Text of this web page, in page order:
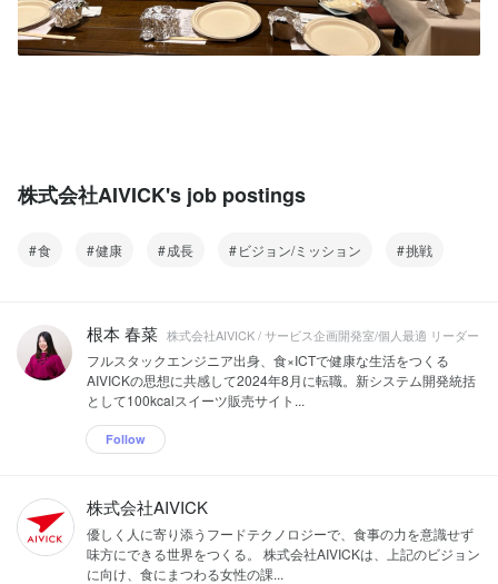
株式会社AIVICK's job postings
食 健康 成長 ビジョン/ミッション 挑戦
根本 春菜 株式会社AIVICK / サービス企画開発室/個人最適 リーダー
フルスタックエンジニア出身、食×ICTで健康な生活をつくる
AIVICKの思想に共感して2024年8月に転職。新システム開発統括
として100kcalスイーツ販売サイト...
Follow
株式会社AIVICK
優しく人に寄り添うフードテクノロジーで、食事の力を意識せず
味方にできる世界をつくる。 株式会社AIVICKは、上記のビジョン
に向け、食にまつわる女性の課...